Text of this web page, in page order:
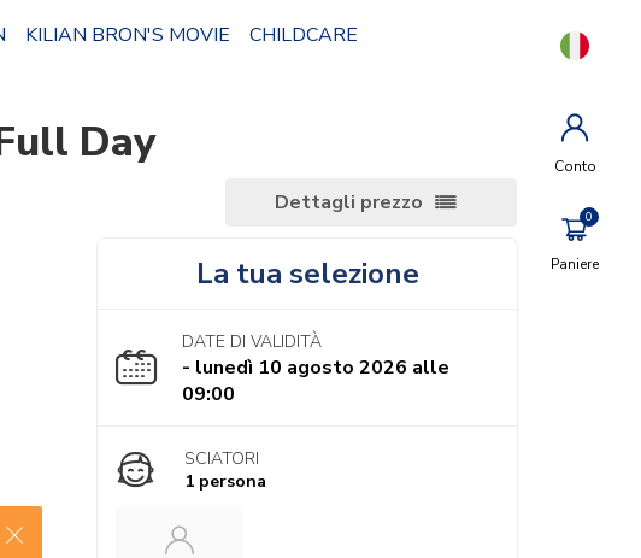
KILIAN BRON'S MOVIE
CHILDCARE
Conto
Paniere
Day
Dettagli prezzo
La tua selezione
DATE DI VALIDITÀ
- lunedì 10 agosto 2026 alle
09:00
SCIATORI
1 persona